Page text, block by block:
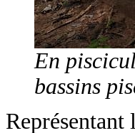
En
bassins